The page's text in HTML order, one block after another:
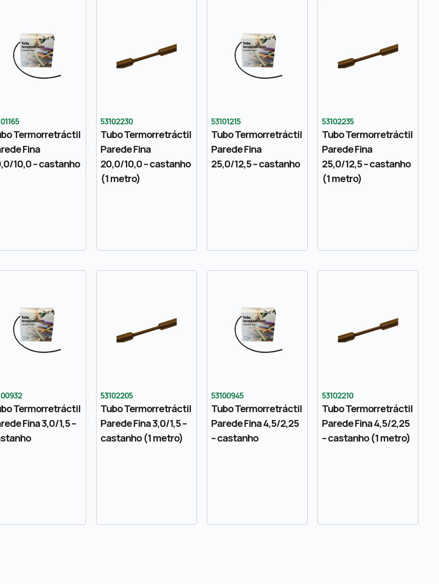
Termorretráctil
Fina
10,0 – castanho
53102230
Tubo Termorretráctil
Parede Fina
20,0/10,0 – castanho
(1 metro)
53101215
Tubo Termorretráctil
Parede Fina
25,0/12,5 – castanho
53102235
Tubo Termorretráctil
Parede Fina
25,0/12,5 – castanho
(1 metro)
Termorretráctil
Fina 3,0/1,5 –
53102205
Tubo Termorretráctil
Parede Fina 3,0/1,5 –
castanho (1 metro)
53100945
Tubo Termorretráctil
Parede Fina 4,5/2,25
– castanho
53102210
Tubo Termorretráctil
Parede Fina 4,5/2,25
– castanho (1 metro)